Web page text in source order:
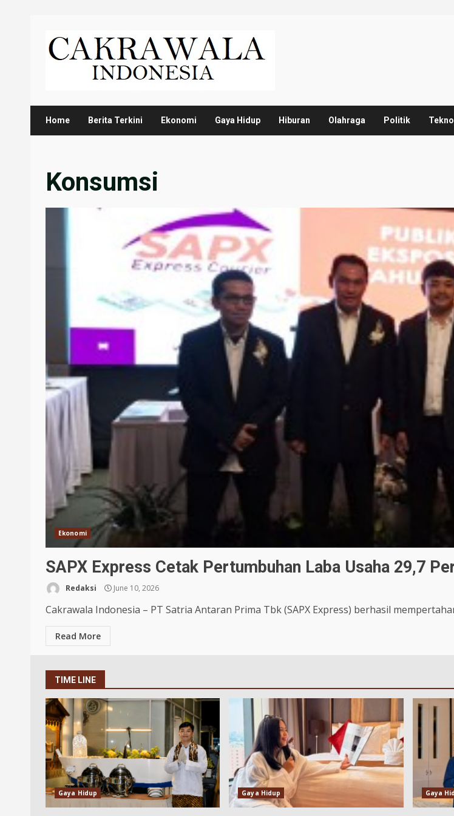
content
Home Berita Terkini Ekonomi Gaya Hidup Hiburan Olahraga Politik
Konsumsi
Ekonomi
SAPX Express Cetak Pertumbuhan Laba Usaha 29,7
Redaksi June 10, 2026
Cakrawala Indonesia – PT Satria Antaran Prima Tbk (SAPX Express) berhasil
Read More
TIME LINE
Gaya Hidup Gaya Hidup Gaya